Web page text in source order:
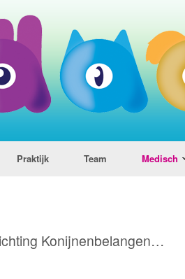
Praktijk Team Medisch
Konijnenbelangen…